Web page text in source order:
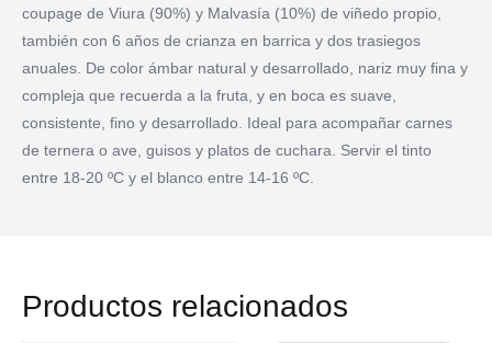
coupage de Viura (90%) y Malvasía (10%) de viñedo propio,
también con 6 años de crianza en barrica y dos trasiegos
anuales. De color ámbar natural y desarrollado, nariz muy fina y
compleja que recuerda a la fruta, y en boca es suave,
consistente, fino y desarrollado. Ideal para acompañar carnes
de ternera o ave, guisos y platos de cuchara. Servir el tinto
entre 18-20 ºC y el blanco entre 14-16 ºC.
Productos relacionados